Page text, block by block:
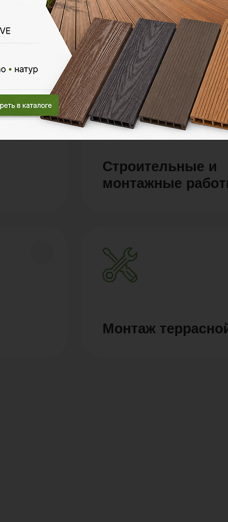
Строительные и
монтажные
Монтаж